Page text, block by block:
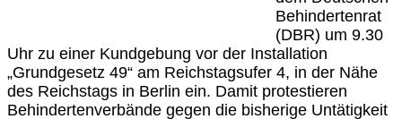
Behindertenrat
(DBR) um 9.30
Uhr zu einer Kundgebung vor der Installation
„Grundgesetz 49“ am Reichstagsufer 4, in der Nähe
des Reichstags in Berlin ein. Damit protestieren
Behindertenverbände gegen die bisherige Untätigkeit